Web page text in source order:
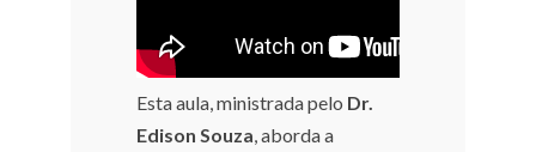
Esta aula, ministrada pelo Dr.
Edison Souza , aborda a